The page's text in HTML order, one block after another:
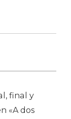
final y
«A dos